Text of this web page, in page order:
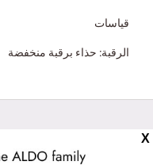
قياسات
الرقبة: حذاء برقبة منخفضة